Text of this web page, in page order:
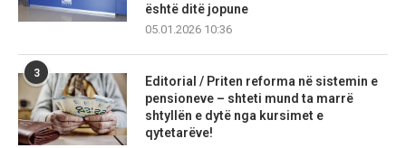
është ditë jopune
05.01.2026 10:36
3
Editorial / Priten reforma në sistemin e
pensioneve – shteti mund ta marrë
shtyllën e dytë nga kursimet e
qytetarëve!